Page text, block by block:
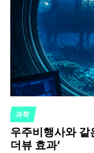
POSTED
IN
과학
우주비행사와
더뷰 효과’